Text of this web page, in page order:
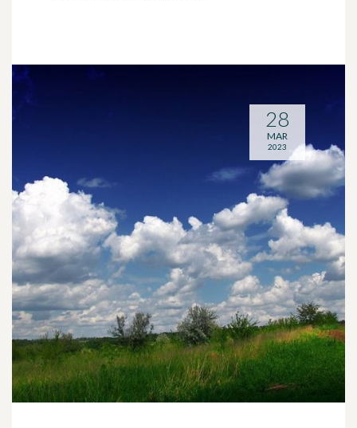
28
MAR
2023